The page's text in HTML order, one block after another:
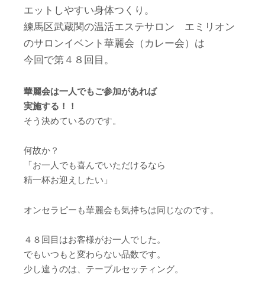
エットしやすい身体つくり。
練馬区武蔵関の温活エステサロン エミリオン
のサロンイベント華麗会（カレー会）は
今回で第４８回目。
華麗会は一人でもご参加があれば
実施する！！
そう決めているのです。
何故か？
「お一人でも喜んでいただけるなら
精一杯お迎えしたい」
オンセラピーも華麗会も気持ちは同じなのです。
４８回目はお客様がお一人でした。
でもいつもと変わらない品数です。
少し違うのは、テーブルセッティング。